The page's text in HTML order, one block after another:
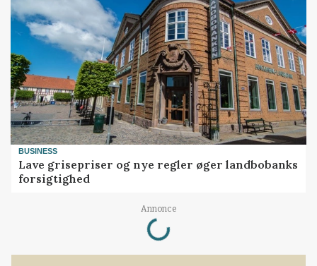
BUSINESS
Lave grisepriser og nye regler øger landbobanks
forsigtighed
Annonce
Loading...